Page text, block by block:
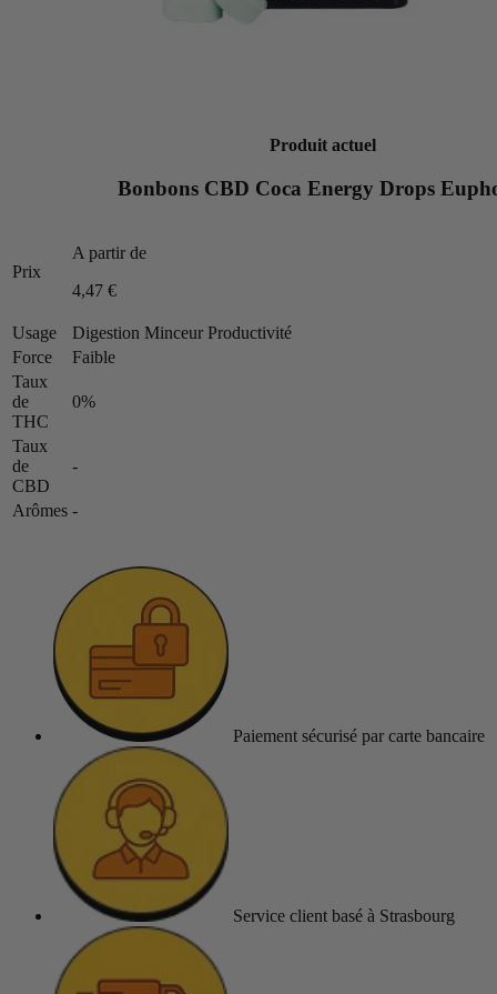
Produit actuel
Bonbons CBD Coca Energy Drops
Prix
A partir de
4,47 €
Usage
Digestion Minceur Productivité
Force
Faible
Taux
de
THC
0%
Taux
de
CBD
-
Arômes -
Paiement sécurisé par carte bancaire
Service client basé à Strasbourg